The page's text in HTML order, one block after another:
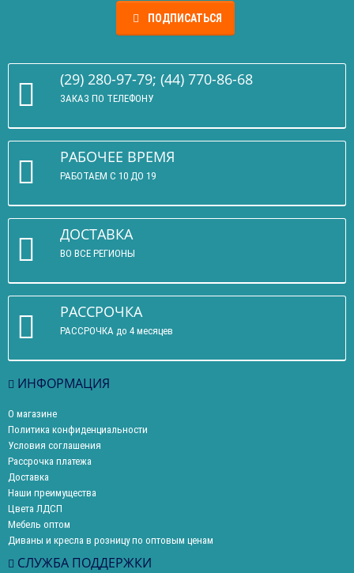
ПОДПИСАТЬСЯ
(29) 280-97-79; (44) 770-86-68
ЗАКАЗ ПО ТЕЛЕФОНУ
РАБОЧЕЕ ВРЕМЯ
РАБОТАЕМ С 10 ДО 19
ДОСТАВКА
ВО ВСЕ РЕГИОНЫ
РАССРОЧКА
РАССРОЧКА до 4 месяцев
ИНФОРМАЦИЯ
О магазине
Политика конфиденциальности
Условия соглашения
Рассрочка платежа
Доставка
Наши преимущества
Цвета ЛДСП
Мебель оптом
Диваны и кресла в розницу по оптовым ценам
СЛУЖБА ПОДДЕРЖКИ